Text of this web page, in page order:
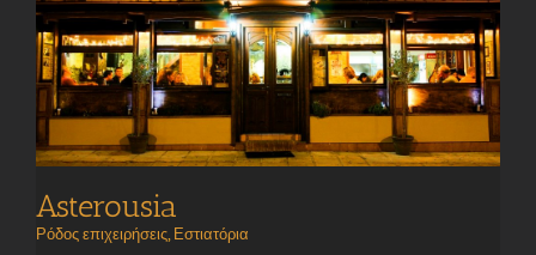
Asterousia
Ρόδος επιχειρήσεις, Εστιατόρια